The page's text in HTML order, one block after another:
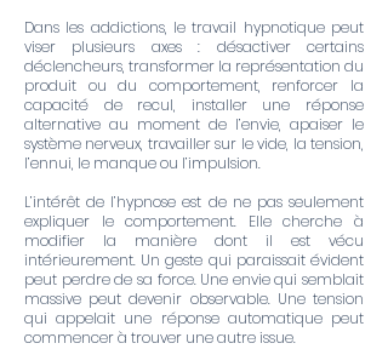
Dans les addictions, le travail hypnotique peut
viser plusieurs axes : désactiver certains
déclencheurs, transformer la représentation du
produit ou du comportement, renforcer la
capacité de recul, installer une réponse
alternative au moment de l’envie, apaiser le
système nerveux, travailler sur le vide, la tension,
l’ennui, le manque ou l’impulsion.
L’intérêt de l’hypnose est de ne pas seulement
expliquer le comportement. Elle cherche à
modifier la manière dont il est vécu
intérieurement. Un geste qui paraissait évident
peut perdre de sa force. Une envie qui semblait
massive peut devenir observable. Une tension
qui appelait une réponse automatique peut
commencer à trouver une autre issue.